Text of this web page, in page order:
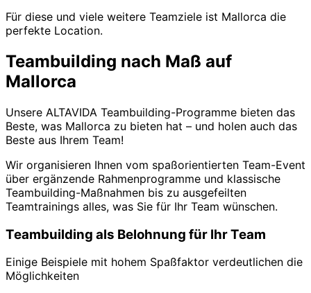
Für diese und viele weitere Teamziele ist Mallorca die
perfekte Location.
Teambuilding nach Maß auf
Mallorca
Unsere ALTAVIDA Teambuilding-Programme bieten das
Beste, was Mallorca zu bieten hat – und holen auch das
Beste aus Ihrem Team!
Wir organisieren Ihnen vom spaßorientierten Team-Event
über ergänzende Rahmenprogramme und klassische
Teambuilding-Maßnahmen bis zu ausgefeilten
Teamtrainings alles, was Sie für Ihr Team wünschen.
Teambuilding als Belohnung für Ihr Team
Einige Beispiele mit hohem Spaßfaktor verdeutlichen die
Möglichkeiten